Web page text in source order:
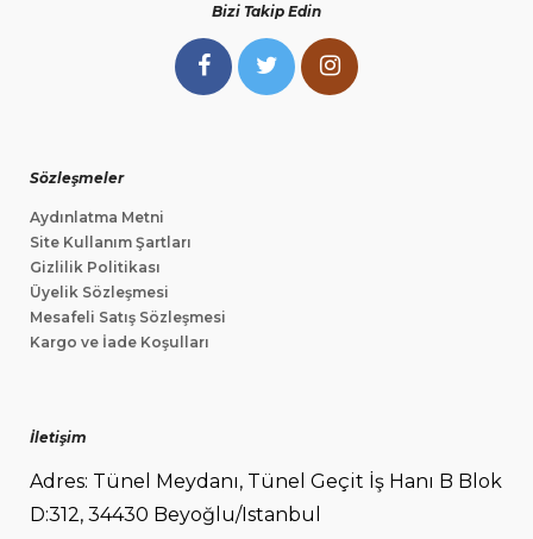
Bizi Takip Edin
Sözleşmeler
Aydınlatma Metni
Site Kullanım Şartları
Gizlilik Politikası
Üyelik Sözleşmesi
Mesafeli Satış Sözleşmesi
Kargo ve İade Koşulları
İletişim
Adres: Tünel Meydanı, Tünel Geçit İş Hanı B Blok
D:312, 34430 Beyoğlu/Istanbul